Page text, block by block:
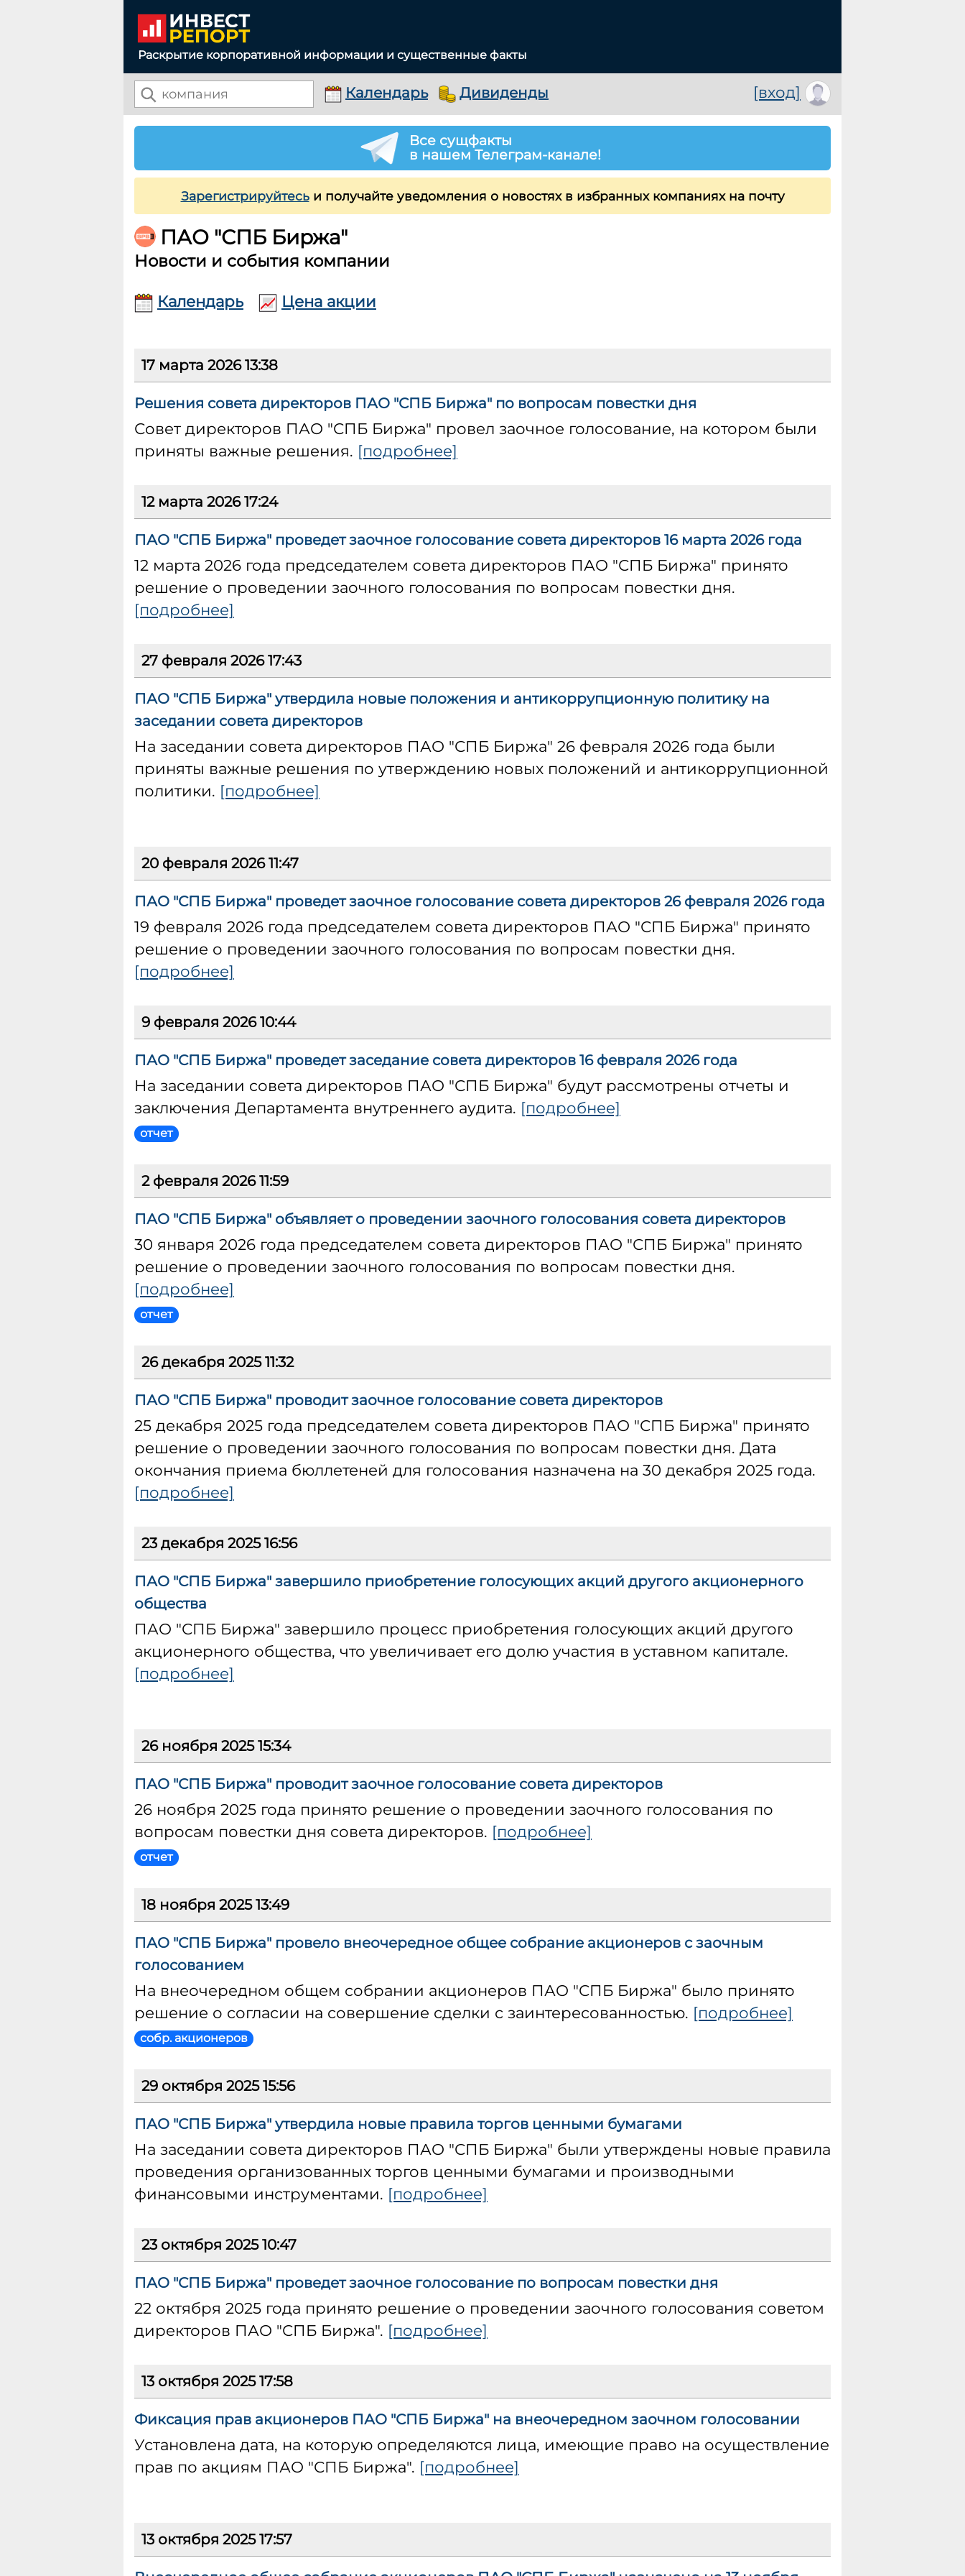
Раскрытие корпоративной информации и существенные факты
Календарь Дивиденды [вход]
Все сущфакты
в нашем Телеграм-канале!
Зарегистрируйтесьи получайте уведомления о новостях в избранных компаниях на почту
ПАО "СПБ Биржа"
Новости и события компании
Календарь Цена акции
17 марта 2026 13:38
Решения совета директоров ПАО "СПБ Биржа" по вопросам повестки дня
Совет директоров ПАО "СПБ Биржа" провел заочное голосование, на котором были
приняты важные решения. [подробнее]
12 марта 2026 17:24
ПАО "СПБ Биржа" проведет заочное голосование совета директоров 16 марта 2026 года
12 марта 2026 года председателем совета директоров ПАО "СПБ Биржа" принято
решение о проведении заочного голосования по вопросам повестки дня.
[подробнее]
27 февраля 2026 17:43
ПАО "СПБ Биржа" утвердила новые положения и антикоррупционную политику на
заседании совета директоров
На заседании совета директоров ПАО "СПБ Биржа" 26 февраля 2026 года были
приняты важные решения по утверждению новых положений и антикоррупционной
политики. [подробнее]
20 февраля 2026 11:47
ПАО "СПБ Биржа" проведет заочное голосование совета директоров 26 февраля 2026 года
19 февраля 2026 года председателем совета директоров ПАО "СПБ Биржа" принято
решение о проведении заочного голосования по вопросам повестки дня.
[подробнее]
9 февраля 2026 10:44
ПАО "СПБ Биржа" проведет заседание совета директоров 16 февраля 2026 года
На заседании совета директоров ПАО "СПБ Биржа" будут рассмотрены отчеты и
заключения Департамента внутреннего аудита. [подробнее]
отчет
2 февраля 2026 11:59
ПАО "СПБ Биржа" объявляет о проведении заочного голосования совета директоров
30 января 2026 года председателем совета директоров ПАО "СПБ Биржа" принято
решение о проведении заочного голосования по вопросам повестки дня.
[подробнее]
отчет
26 декабря 2025 11:32
ПАО "СПБ Биржа" проводит заочное голосование совета директоров
25 декабря 2025 года председателем совета директоров ПАО "СПБ Биржа" принято
решение о проведении заочного голосования по вопросам повестки дня. Дата
окончания приема бюллетеней для голосования назначена на 30 декабря 2025 года.
[подробнее]
23 декабря 2025 16:56
ПАО "СПБ Биржа" завершило приобретение голосующих акций другого акционерного
общества
ПАО "СПБ Биржа" завершило процесс приобретения голосующих акций другого
акционерного общества, что увеличивает его долю участия в уставном капитале.
[подробнее]
26 ноября 2025 15:34
ПАО "СПБ Биржа" проводит заочное голосование совета директоров
26 ноября 2025 года принято решение о проведении заочного голосования по
вопросам повестки дня совета директоров. [подробнее]
отчет
18 ноября 2025 13:49
ПАО "СПБ Биржа" провело внеочередное общее собрание акционеров с заочным
голосованием
На внеочередном общем собрании акционеров ПАО "СПБ Биржа" было принято
решение о согласии на совершение сделки с заинтересованностью. [подробнее]
собр. акционеров
29 октября 2025 15:56
ПАО "СПБ Биржа" утвердила новые правила торгов ценными бумагами
На заседании совета директоров ПАО "СПБ Биржа" были утверждены новые правила
проведения организованных торгов ценными бумагами и производными
финансовыми инструментами. [подробнее]
23 октября 2025 10:47
ПАО "СПБ Биржа" проведет заочное голосование по вопросам повестки дня
22 октября 2025 года принято решение о проведении заочного голосования советом
директоров ПАО "СПБ Биржа". [подробнее]
13 октября 2025 17:58
Фиксация прав акционеров ПАО "СПБ Биржа" на внеочередном заочном голосовании
Установлена дата, на которую определяются лица, имеющие право на осуществление
прав по акциям ПАО "СПБ Биржа". [подробнее]
13 октября 2025 17:57